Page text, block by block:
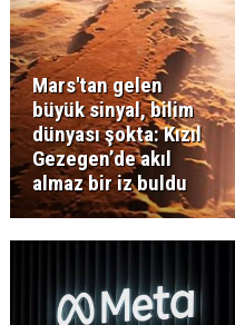
Mars'tan gelen
büyük sinyal, bilim
dünyası şokta: Kızıl
Gezegen’de akıl
almaz bir iz buldu